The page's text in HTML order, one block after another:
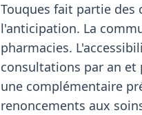
Touques fait partie des
l'anticipation. La
pharmacies.
consultations par an et
une complémentaire
renoncements aux